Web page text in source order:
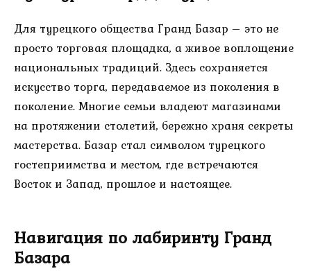
Для турецкого общества Гранд Базар – это не
просто торговая площадка, а живое воплощение
национальных традиций. Здесь сохраняется
искусство торга, передаваемое из поколения в
поколение. Многие семьи владеют магазинами
на протяжении столетий, бережно храня секреты
мастерства. Базар стал символом турецкого
гостеприимства и местом, где встречаются
Восток и Запад, прошлое и настоящее.
Навигация по лабиринту Гранд
Базара